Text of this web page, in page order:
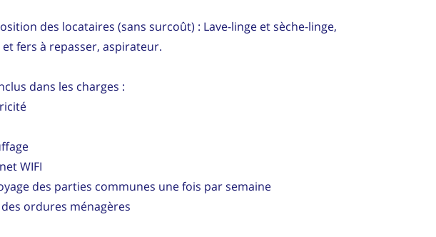
des locataires (sans surcoût) : Lave-linge et sèche-linge,
fers à repasser, aspirateur.
dans les charges :
WIFI
des parties communes une fois par semaine
des ordures ménagères